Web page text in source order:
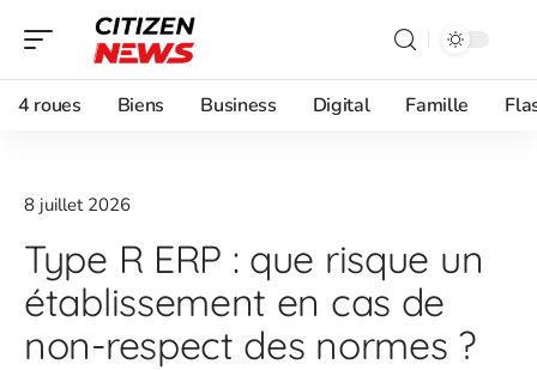
4 roues Biens Business Digital Famille
8 juillet 2026
Type R ERP : que risque un
établissement en cas de
non-respect des normes ?